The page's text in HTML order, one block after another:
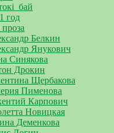
год
Белкин
Янукович
Синякова
Дрокин
Щербакова
Пименова
Карпович
Новицкая
Деменкова